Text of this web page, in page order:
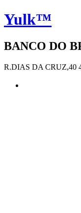
Yulk™
BANCO DO
R.DIAS DA CRUZ,40